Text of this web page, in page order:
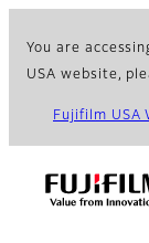
You are
USA website,
Fujifilm USA